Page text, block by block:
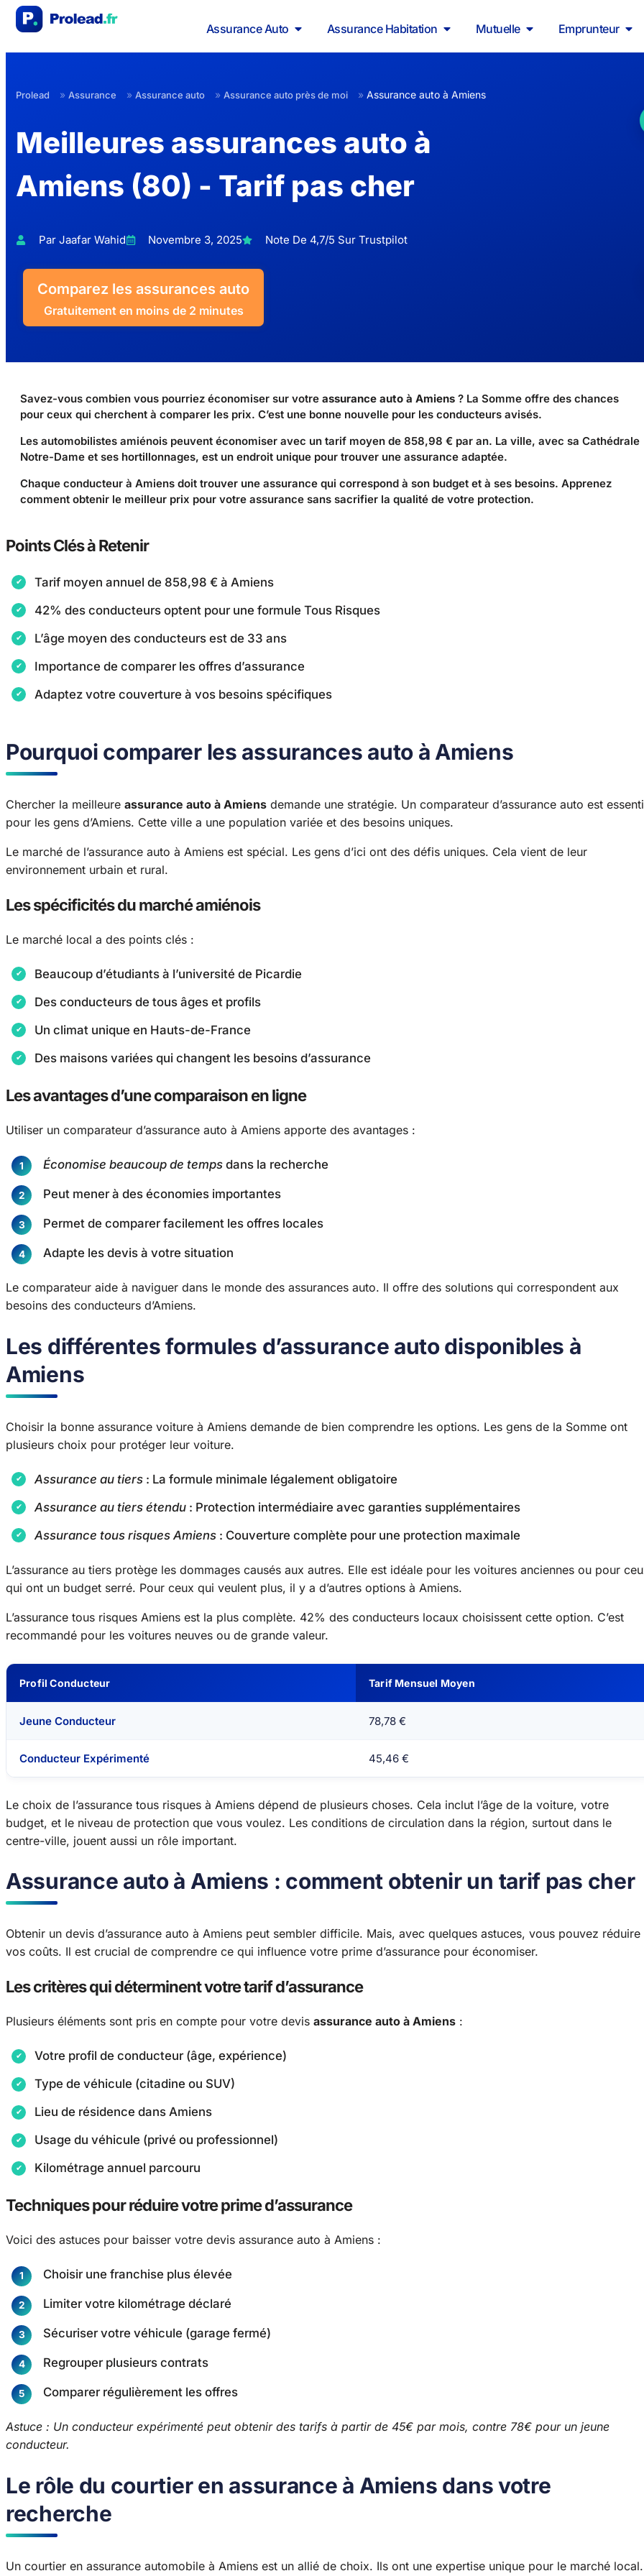
Assurance Auto Assurance Habitation Mutuelle Emprunteur
Prolead » Assurance » Assurance auto » Assurance auto près de moi » Assurance auto à Amiens
Meilleures assurances auto à
Amiens (80) - Tarif pas cher
Par Jaafar Wahid Novembre 3, 2025 Note De 4,7/5 Sur Trustpilot
Comparez les assurances auto
Gratuitement en moins de 2 minutes
Savez-vous combien vous pourriez économiser sur votre assurance auto à Amiens ? La Somme offre des chances
pour ceux qui cherchent à comparer les prix. C’est une bonne nouvelle pour les conducteurs avisés.
Les automobilistes amiénois peuvent économiser avec un tarif moyen de 858,98 € par an. La ville, avec sa Cathédrale
Notre-Dame et ses hortillonnages, est un endroit unique pour trouver une assurance adaptée.
Chaque conducteur à Amiens doit trouver une assurance qui correspond à son budget et à ses besoins. Apprenez
comment obtenir le meilleur prix pour votre assurance sans sacrifier la qualité de votre protection.
Points Clés à Retenir
Tarif moyen annuel de 858,98 € à Amiens
42% des conducteurs optent pour une formule Tous Risques
L’âge moyen des conducteurs est de 33 ans
Importance de comparer les offres d’assurance
Adaptez votre couverture à vos besoins spécifiques
Pourquoi comparer les assurances auto à Amiens
Chercher la meilleure assurance auto à Amiens demande une stratégie. Un comparateur d’assurance auto est
pour les gens d’Amiens. Cette ville a une population variée et des besoins uniques.
Le marché de l’assurance auto à Amiens est spécial. Les gens d’ici ont des défis uniques. Cela vient de leur
environnement urbain et rural.
Les spécificités du marché amiénois
Le marché local a des points clés :
Beaucoup d’étudiants à l’université de Picardie
Des conducteurs de tous âges et profils
Un climat unique en Hauts-de-France
Des maisons variées qui changent les besoins d’assurance
Les avantages d’une comparaison en ligne
Utiliser un comparateur d’assurance auto à Amiens apporte des avantages :
Économise beaucoup de temps dans la recherche
Peut mener à des économies importantes
Permet de comparer facilement les offres locales
Adapte les devis à votre situation
Le comparateur aide à naviguer dans le monde des assurances auto. Il offre des solutions qui correspondent aux
besoins des conducteurs d’Amiens.
Les différentes formules d’assurance auto disponibles à
Amiens
Choisir la bonne assurance voiture à Amiens demande de bien comprendre les options. Les gens de la Somme ont
plusieurs choix pour protéger leur voiture.
Assurance au tiers : La formule minimale légalement obligatoire
Assurance au tiers étendu : Protection intermédiaire avec garanties supplémentaires
Assurance tous risques Amiens : Couverture complète pour une protection maximale
L’assurance au tiers protège les dommages causés aux autres. Elle est idéale pour les voitures anciennes ou pour
qui ont un budget serré. Pour ceux qui veulent plus, il y a d’autres options à Amiens.
L’assurance tous risques Amiens est la plus complète. 42% des conducteurs locaux choisissent cette option. C’est
recommandé pour les voitures neuves ou de grande valeur.
Profil Conducteur Tarif Mensuel Moyen
Jeune Conducteur 78,78 €
Conducteur Expérimenté 45,46 €
Le choix de l’assurance tous risques à Amiens dépend de plusieurs choses. Cela inclut l’âge de la voiture, votre
budget, et le niveau de protection que vous voulez. Les conditions de circulation dans la région, surtout dans le
centre-ville, jouent aussi un rôle important.
Assurance auto à Amiens : comment obtenir un tarif pas cher
Obtenir un devis d’assurance auto à Amiens peut sembler difficile. Mais, avec quelques astuces, vous pouvez réduire
vos coûts. Il est crucial de comprendre ce qui influence votre prime d’assurance pour économiser.
Les critères qui déterminent votre tarif d’assurance
Plusieurs éléments sont pris en compte pour votre devis assurance auto à Amiens :
Votre profil de conducteur (âge, expérience)
Type de véhicule (citadine ou SUV)
Lieu de résidence dans Amiens
Usage du véhicule (privé ou professionnel)
Kilométrage annuel parcouru
Techniques pour réduire votre prime d’assurance
Voici des astuces pour baisser votre devis assurance auto à Amiens :
Choisir une franchise plus élevée
Limiter votre kilométrage déclaré
Sécuriser votre véhicule (garage fermé)
Regrouper plusieurs contrats
Comparer régulièrement les offres
Astuce : Un conducteur expérimenté peut obtenir des tarifs à partir de 45€ par mois, contre 78€ pour un jeune
conducteur.
Le rôle du courtier en assurance à Amiens dans votre
recherche
Un courtier en assurance automobile à Amiens est un allié de choix. Ils ont une expertise unique pour le marché local.